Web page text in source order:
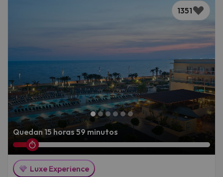
Quedan 15 horas 59 minutos
1351
Luxe Experience